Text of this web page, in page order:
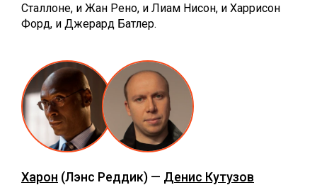
Сталлоне, и Жан Рено, и Лиам Нисон, и Харрисон
Форд, и Джерард Батлер.
Харон (Лэнс Реддик) — Денис Кутузов